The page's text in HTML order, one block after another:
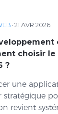
·21 AVR 2026
choisir
?
une
stratégique
revient